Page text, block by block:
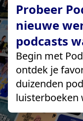
Probeer
nieuwe
podcasts
Begin met
ontdek je
duizenden
luisterboeken